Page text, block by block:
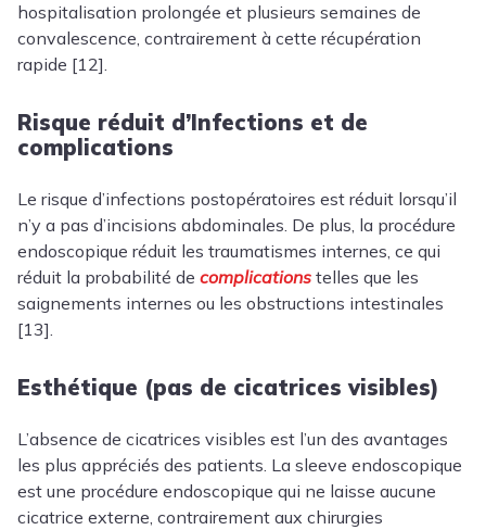
hospitalisation prolongée et plusieurs semaines de
convalescence, contrairement à cette récupération
rapide [12].
Risque réduit d’Infections et de
complications
Le risque d’infections postopératoires est réduit lorsqu’il
n’y a pas d’incisions abdominales. De plus, la procédure
endoscopique réduit les traumatismes internes, ce qui
réduit la probabilité de complications telles que les
saignements internes ou les obstructions intestinales
[13].
Esthétique (pas de cicatrices visibles)
L’absence de cicatrices visibles est l’un des avantages
les plus appréciés des patients. La sleeve endoscopique
est une procédure endoscopique qui ne laisse aucune
cicatrice externe, contrairement aux chirurgies